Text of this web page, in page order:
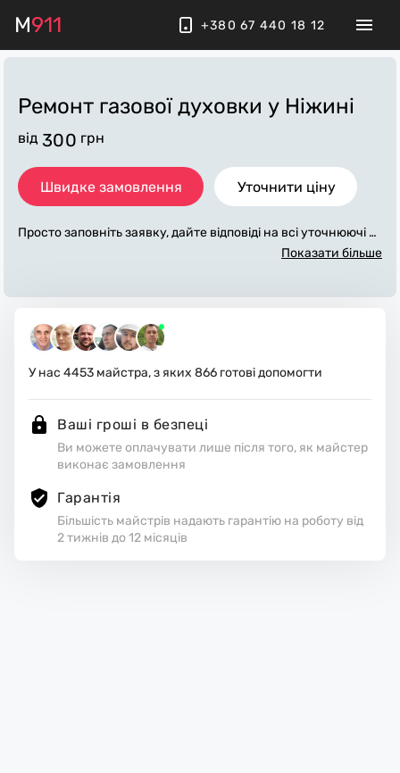
M911 +380 67 440 18 12
Ремонт газової духовки у Ніжині
від 300 грн
Швидке замовлення Уточнити ціну
Просто заповніть заявку, дайте відповіді на всі уточнюючі за
питання по «ремонт газової духовки». Ми зв'яжемося з вам
иконавці стежать за чистотою та прибирають робоче місце.
Показати більше
У нас 4453 майстра, з яких 866 готові допомогти
Ваші гроші в безпеці
Ви можете оплачувати лише після того, як майстер
виконає замовлення
Гарантія
Більшість майстрів надають гарантію на роботу від
2 тижнів до 12 місяців